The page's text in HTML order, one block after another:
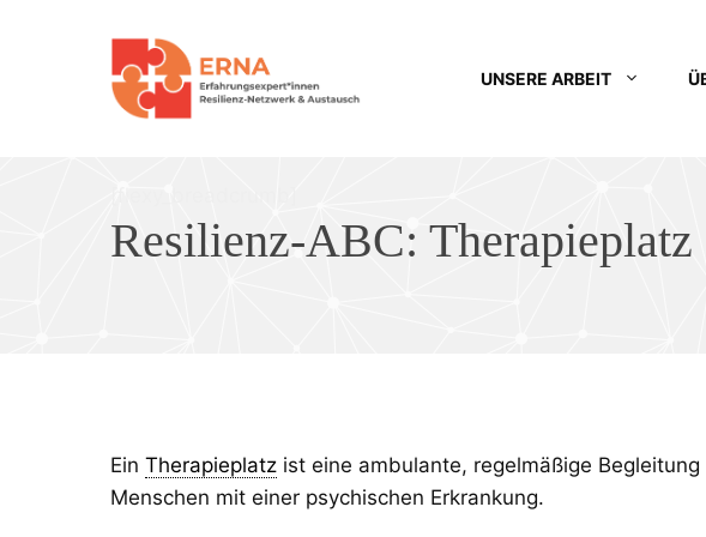
UNSERE ARBEIT
Resilienz-ABC: Therapieplatz
Ein Therapieplatz ist eine ambulante, regelmäßige
Menschen mit einer psychischen Erkrankung.